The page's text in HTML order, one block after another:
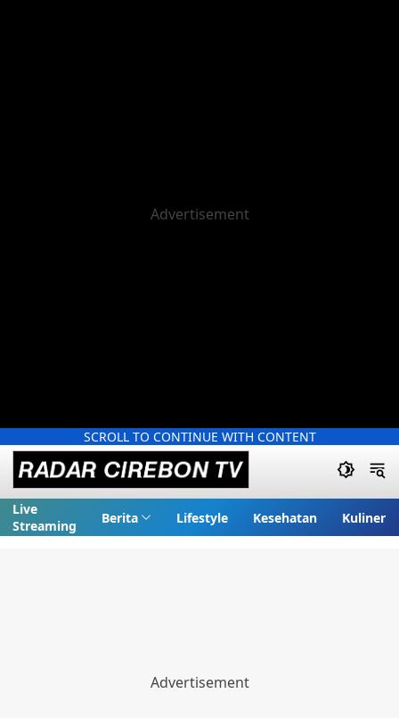
SCROLL TO CONTINUE WITH CONTENT
Live
Streaming
Berita Lifestyle Kesehatan Kuliner